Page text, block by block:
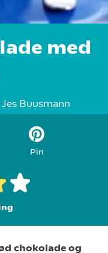
med
Jes Buusmann
Pin
chokolade og